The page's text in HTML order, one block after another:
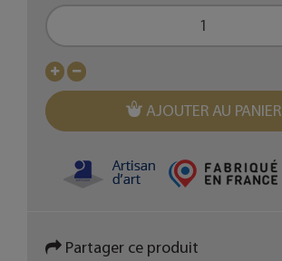
AJOUTER AU PANIER
Partager ce produit